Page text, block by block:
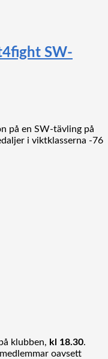
SW-
på en SW-tävling på
i viktklasserna -76
klubben, kl 18.30.
oavsett